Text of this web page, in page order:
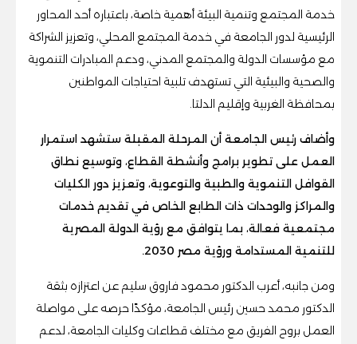
خدمة المجتمع وتنمية البيئة أهمية خاصة، باعتباره أحد المحاور
الرئيسية لدور الجامعة في خدمة المجتمع المحلي، وتعزيز الشراكة
مع مؤسسات الدولة والمجتمع المدني، ودعم المبادرات التنموية
والصحية والبيئية التي تستهدف تلبية احتياجات المواطنين
بمحافظة الغربية وإقليم الدلتا.
وأضاف رئيس الجامعة أن المرحلة المقبلة ستشهد استمرار
العمل على تطوير برامج وأنشطة القطاع، وتوسيع نطاق
القوافل التنموية والطبية والتوعوية، وتعزيز دور الكليات
والمراكز والوحدات ذات الطابع الخاص في تقديم خدمات
مجتمعية فعالة، بما يتوافق مع رؤية الدولة المصرية
للتنمية المستدامة ورؤية مصر 2030.
ومن جانبه، أعرب الدكتور محمود فاروق سليم عن اعتزازه بثقة
الدكتور محمد حسين رئيس الجامعة، مؤكدًا حرصه على مواصلة
العمل بروح الفريق مع مختلف قطاعات وكليات الجامعة، لدعم